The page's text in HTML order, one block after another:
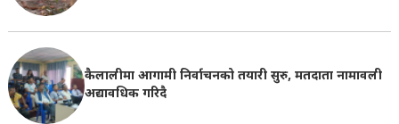
कैलालीमा आगामी निर्वाचनको तयारी सुरु, मतदाता नामावली
अद्यावधिक गरिदै